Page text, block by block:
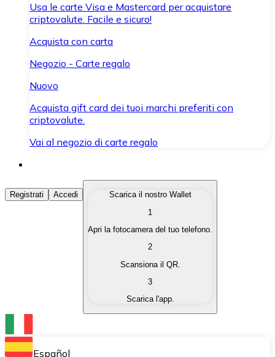
Usa le carte Visa e Mastercard per acquistare
criptovalute. Facile e sicuro!
Acquista con carta
Negozio - Carte regalo
Nuovo
Acquista gift card dei tuoi marchi preferiti con
criptovalute.
Vai al negozio di carte regalo
Acquista Criptovalute
Acquista le criptovalute che ti interessano in modo
Converti le tue criptovalute in valuta fiat quando ne
Scambia una criptovaluta con un'altra
Conserva le tue cripto in un Wallet self-custodial.
Registrati Accedi
Scarica il nostro Wallet
1
Apri la fotocamera del tuo telefono.
2
Scansiona il QR.
3
Scarica l'app.
Español